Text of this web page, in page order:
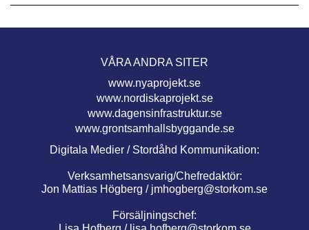
VÅRA ANDRA SITER
www.nyaprojekt.se
www.nordiskaprojekt.se
www.dagensinfrastruktur.se
www.grontsamhallsbyggande.se
Digitala Medier / Stordåhd Kommunikation:
Verksamhetsansvarig/Chefredaktör:
Jon Mattias Högberg / jmhogberg@storkom.se
Försäljningschef: